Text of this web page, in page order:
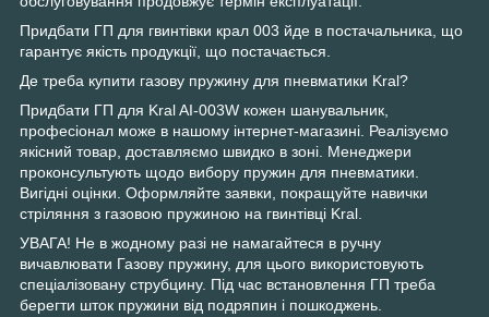
Придбати ГП для гвинтівки крал 003 йде в постачальника, що
гарантує якість продукції, що постачається.
Де треба купити газову пружину для пневматики Kral?
Придбати ГП для Kral AI-003W кожен шанувальник,
професіонал може в нашому інтернет-магазині. Реалізуємо
якісний товар, доставляємо швидко в зоні. Менеджери
проконсультують щодо вибору пружин для пневматики.
Вигідні оцінки. Оформляйте заявки, покращуйте навички
стріляння з газовою пружиною на гвинтівці Kral.
УВАГА! Не в жодному разі не намагайтеся в ручну
вичавлювати Газову пружину, для цього використовують
спеціалізовану струбцину. Під час встановлення ГП треба
берегти шток пружини від подряпин і пошкоджень.